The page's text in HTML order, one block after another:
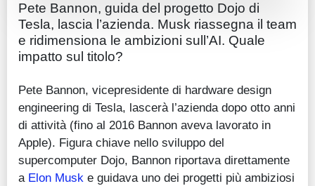
Pete Bannon, guida del progetto Dojo di
Tesla, lascia l’azienda. Musk riassegna il team
e ridimensiona le ambizioni sull’AI. Quale
impatto sul titolo?
Pete Bannon, vicepresidente di hardware design
engineering di Tesla, lascerà l’azienda dopo otto anni
di attività (fino al 2016 Bannon aveva lavorato in
Apple). Figura chiave nello sviluppo del
supercomputer Dojo, Bannon riportava direttamente
a Elon Musk e guidava uno dei progetti più ambiziosi